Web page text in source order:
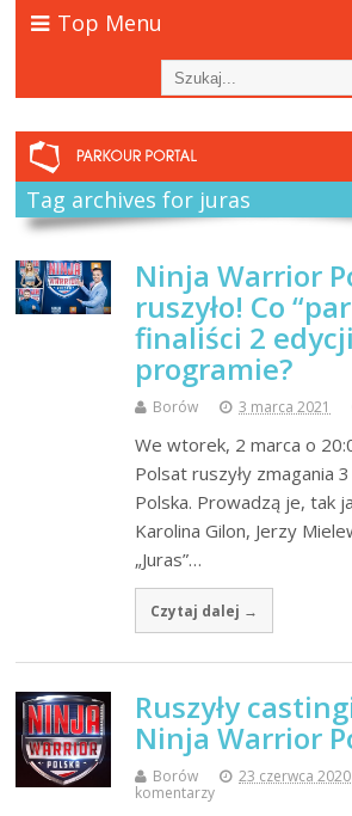
Top Menu
Tag archives for juras
Ninja Warrior
ruszyło! Co
finaliści 2
programie?
Borów 3 marca 2021
We wtorek, 2 marca o
Polsat ruszyły zmagania
Polska. Prowadzą je, tak
Karolina Gilon, Jerzy
„Juras”…
Czytaj dalej →
Ruszyły
Ninja Warrior
Borów 23 czerwca 2020
komentarzy